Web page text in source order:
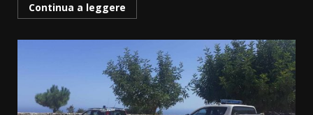
Continua a leggere